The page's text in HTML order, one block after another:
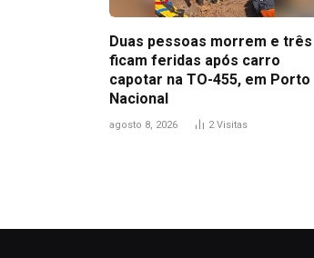
Duas pessoas morrem e três
ficam feridas após carro
capotar na TO-455, em Porto
Nacional
agosto 8, 2026 2Visitas